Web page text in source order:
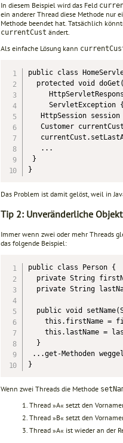
In diesem Beispiel wird das Feld
ein anderer Thread diese Methode nur
Methode beendet hat. Tatsächlich
currentCust ändert.
Als einfache Lösung kann
public class
protected void
ServletException
HttpSession
Customer
   ...
}
}
Das Problem ist damit gelöst, weil in
Tip 2: Unveränderliche
Immer wenn zwei oder mehr Threads
das folgende Beispiel:
public class Person {
private String
private String
public void
this.firstName =
this.lastName =
  }
...get-Methoden
}
Wenn zwei Threads die Methode
Thread »A« setzt den
Thread »B« setzt den
Thread »A« ist wieder an der